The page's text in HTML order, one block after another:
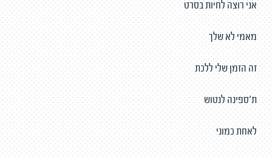
אני רוצה לחיות בסרט
מאמי לא שלך
זה הזמן שלי ללכת
ת׳ספינה לנטוש
לאחת כמוני